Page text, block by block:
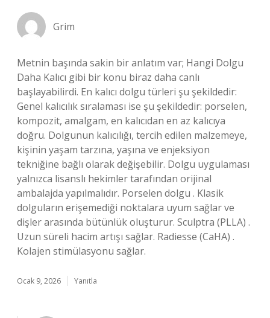
Grim
Metnin başında sakin bir anlatım var; Hangi Dolgu
Daha Kalıcı gibi bir konu biraz daha canlı
başlayabilirdi. En kalıcı dolgu türleri şu şekildedir:
Genel kalıcılık sıralaması ise şu şekildedir: porselen,
kompozit, amalgam, en kalıcıdan en az kalıcıya
doğru. Dolgunun kalıcılığı, tercih edilen malzemeye,
kişinin yaşam tarzına, yaşına ve enjeksiyon
tekniğine bağlı olarak değişebilir. Dolgu uygulaması
yalnızca lisanslı hekimler tarafından orijinal
ambalajda yapılmalıdır. Porselen dolgu . Klasik
dolguların erişemediği noktalara uyum sağlar ve
dişler arasında bütünlük oluşturur. Sculptra (PLLA) .
Uzun süreli hacim artışı sağlar. Radiesse (CaHA) .
Kolajen stimülasyonu sağlar.
Ocak 9, 2026 Yanıtla